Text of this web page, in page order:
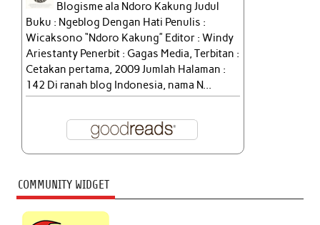
Blogisme ala Ndoro Kakung Judul
Buku : Ngeblog Dengan Hati Penulis :
Wicaksono “Ndoro Kakung” Editor : Windy
Ariestanty Penerbit : Gagas Media, Terbitan :
Cetakan pertama, 2009 Jumlah Halaman :
142 Di ranah blog Indonesia, nama N...
COMMUNITY WIDGET